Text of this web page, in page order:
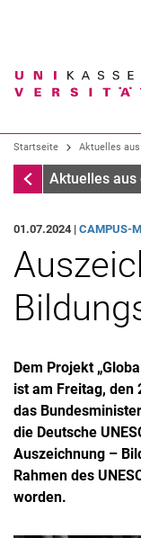
Startseite Aktuelles
Startseite
Aktuelles aus
01.07.2024 | CAMPUS-
Dem Projekt
ist am Freitag, den
das
die Deutsche
Auszeichnung –
Rahmen des
worden.